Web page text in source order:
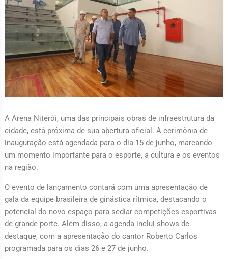
A Arena Niterói, uma das principais obras de infraestrutura da
cidade, está próxima de sua abertura oficial. A cerimônia de
inauguração está agendada para o dia 15 de junho, marcando
um momento importante para o esporte, a cultura e os eventos
na região.
O evento de lançamento contará com uma apresentação de
gala da equipe brasileira de ginástica rítmica, destacando o
potencial do novo espaço para sediar competições esportivas
de grande porte. Além disso, a agenda inclui shows de
destaque, com a apresentação do cantor Roberto Carlos
programada para os dias 26 e 27 de junho.